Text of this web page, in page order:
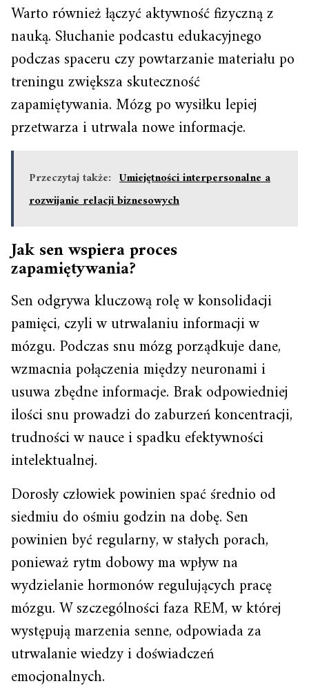
Warto również łączyć aktywność fizyczną z
nauką. Słuchanie podcastu edukacyjnego
podczas spaceru czy powtarzanie materiału po
treningu zwiększa skuteczność
zapamiętywania. Mózg po wysiłku lepiej
przetwarza i utrwala nowe informacje.
Przeczytaj także: Umiejętności interpersonalne a
rozwijanie relacji biznesowych
Jak sen wspiera proces
zapamiętywania?
Sen odgrywa kluczową rolę w konsolidacji
pamięci, czyli w utrwalaniu informacji w
mózgu. Podczas snu mózg porządkuje dane,
wzmacnia połączenia między neuronami i
usuwa zbędne informacje. Brak odpowiedniej
ilości snu prowadzi do zaburzeń koncentracji,
trudności w nauce i spadku efektywności
intelektualnej.
Dorosły człowiek powinien spać średnio od
siedmiu do ośmiu godzin na dobę. Sen
powinien być regularny, w stałych porach,
ponieważ rytm dobowy ma wpływ na
wydzielanie hormonów regulujących pracę
mózgu. W szczególności faza REM, w której
występują marzenia senne, odpowiada za
utrwalanie wiedzy i doświadczeń
emocjonalnych.